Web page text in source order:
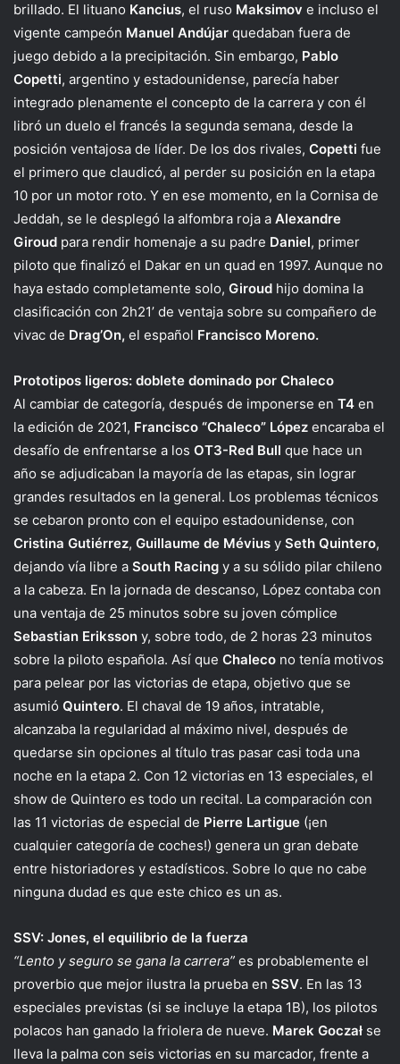
brillado. El lituano Kancius, el ruso Maksimov e incluso el
vigente campeón Manuel Andújar quedaban fuera de
juego debido a la precipitación. Sin embargo, Pablo
Copetti, argentino y estadounidense, parecía haber
integrado plenamente el concepto de la carrera y con él
libró un duelo el francés la segunda semana, desde la
posición ventajosa de líder. De los dos rivales, Copetti fue
el primero que claudicó, al perder su posición en la etapa
10 por un motor roto. Y en ese momento, en la Cornisa de
Jeddah, se le desplegó la alfombra roja a Alexandre
Giroud para rendir homenaje a su padre Daniel, primer
piloto que finalizó el Dakar en un quad en 1997. Aunque no
haya estado completamente solo, Giroud hijo domina la
clasificación con 2h21’ de ventaja sobre su compañero de
vivac de Drag’On, el español Francisco Moreno.
Prototipos ligeros: doblete dominado por Chaleco
Al cambiar de categoría, después de imponerse en T4 en
la edición de 2021, Francisco “Chaleco” López encaraba el
desafío de enfrentarse a los OT3-Red Bull que hace un
año se adjudicaban la mayoría de las etapas, sin lograr
grandes resultados en la general. Los problemas técnicos
se cebaron pronto con el equipo estadounidense, con
Cristina Gutiérrez, Guillaume de Mévius y Seth Quintero,
dejando vía libre a South Racing y a su sólido pilar chileno
a la cabeza. En la jornada de descanso, López contaba con
una ventaja de 25 minutos sobre su joven cómplice
Sebastian Eriksson y, sobre todo, de 2 horas 23 minutos
sobre la piloto española. Así que Chaleco no tenía motivos
para pelear por las victorias de etapa, objetivo que se
asumió Quintero. El chaval de 19 años, intratable,
alcanzaba la regularidad al máximo nivel, después de
quedarse sin opciones al título tras pasar casi toda una
noche en la etapa 2. Con 12 victorias en 13 especiales, el
show de Quintero es todo un recital. La comparación con
las 11 victorias de especial de Pierre Lartigue (¡en
cualquier categoría de coches!) genera un gran debate
entre historiadores y estadísticos. Sobre lo que no cabe
ninguna dudad es que este chico es un as.
SSV: Jones, el equilibrio de la fuerza
“Lento y seguro se gana la carrera” es probablemente el
proverbio que mejor ilustra la prueba en SSV. En las 13
especiales previstas (si se incluye la etapa 1B), los pilotos
polacos han ganado la friolera de nueve. Marek Goczał se
lleva la palma con seis victorias en su marcador, frente a